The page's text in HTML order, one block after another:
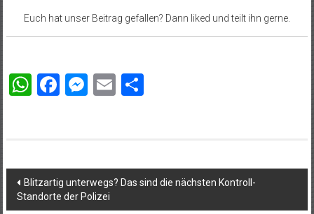
Euch hat unser Beitrag gefallen? Dann liked und teilt ihn gerne.
WhatsApp
Facebook
Messenger
EmailTeilen
Beitragsnavigation
Blitzartig unterwegs? Das sind die nächsten Kontroll-
Standorte der Polizei